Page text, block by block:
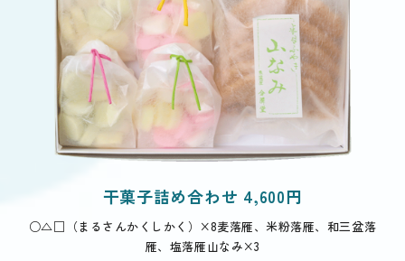
干菓子詰め合わせ 4,600円
○△□（まるさんかくしかく）×8麦落雁、米粉落雁、和三盆落
雁、塩落雁山なみ×3